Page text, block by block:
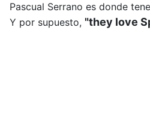
Pascual Serrano es donde
Y por supuesto, "they love